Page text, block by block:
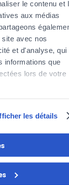
le contenu et
aux médias
avec nos
et d'analyse, qui
informations que
lors de votre
à tout
cookies" en bas
les détails
you on